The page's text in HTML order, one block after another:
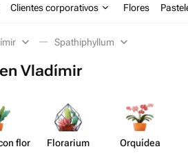
Clientes corporativos Flores
Spathiphyllum
Vladímir
flor Florarium Orquídea